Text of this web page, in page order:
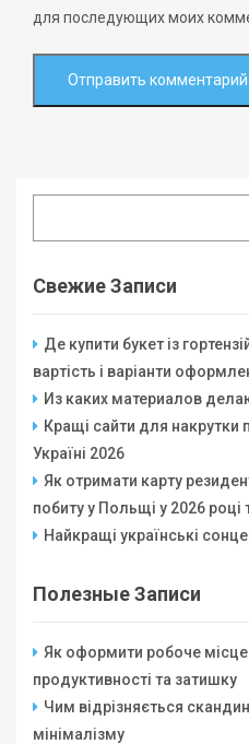
для последующих моих
Свежие Записи
Де купити букет із
вартість і варіанти
Из каких материалов
Кращі сайти для накрутки
Україні 2026
Як отримати карту
побиту у Польщі у 2026
Найкращі українські
Полезные Записи
Як оформити робоче
продуктивності та затишку
Чим відрізняється
мінімалізму